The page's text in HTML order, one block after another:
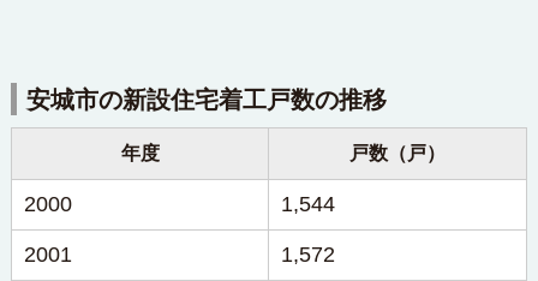
安城市の新設住宅着工戸数の推移
年度 戸数（戸）
2000 1,544
2001 1,572